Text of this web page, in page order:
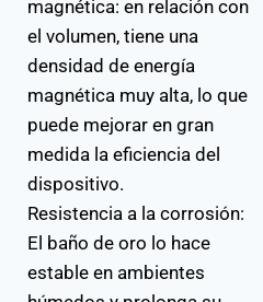
magnética: en relación con
el volumen, tiene una
densidad de energía
magnética muy alta, lo que
puede mejorar en gran
medida la eficiencia del
dispositivo.
Resistencia a la corrosión:
El baño de oro lo hace
estable en ambientes